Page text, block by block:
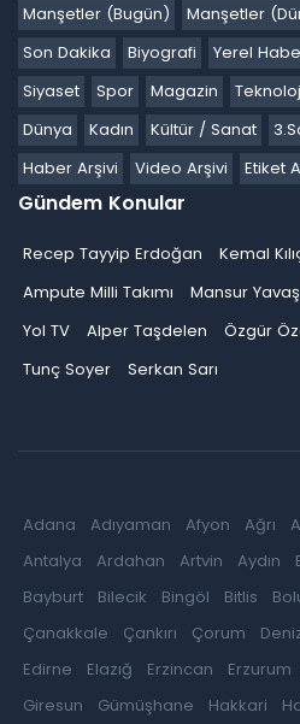
Manşetler (Bugün)
Manşetler
Son Dakika
Biyografi Yerel
Siyaset
Spor Magazin
Dünya
Kadın Kültür / Sanat
Haber Arşivi
Video Arşivi Etiket
Gündem Konular
Recep Tayyip Erdoğan Kemal
Ampute Milli Takımı
Mansur Yavaş
Yol TV
Alper Taşdelen Özgür
Tunç Soyer
Serkan Sarı
Adana Adıyaman Afyon Ağrı
Antalya
Ardahan Artvin Aydın
Bayburt
Bilecik Bingöl Bitlis
Çanakkale
Çankırı Çorum
Edirne
Elazığ Erzincan Erzurum
Giresun
Gümüşhane Hakkari